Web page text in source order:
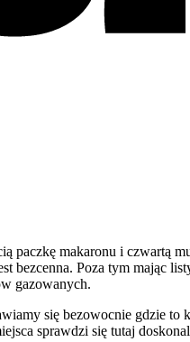
makaronu i czwartą
bezcenna. Poza tym mając
gazowanych.
się bezowocnie gdzie
sprawdzi się tutaj